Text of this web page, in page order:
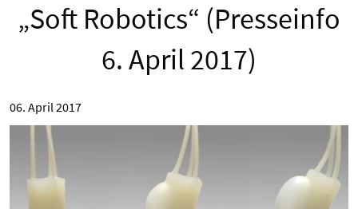
„Soft Robotics“ (Presseinfo
6. April 2017)
06. April 2017